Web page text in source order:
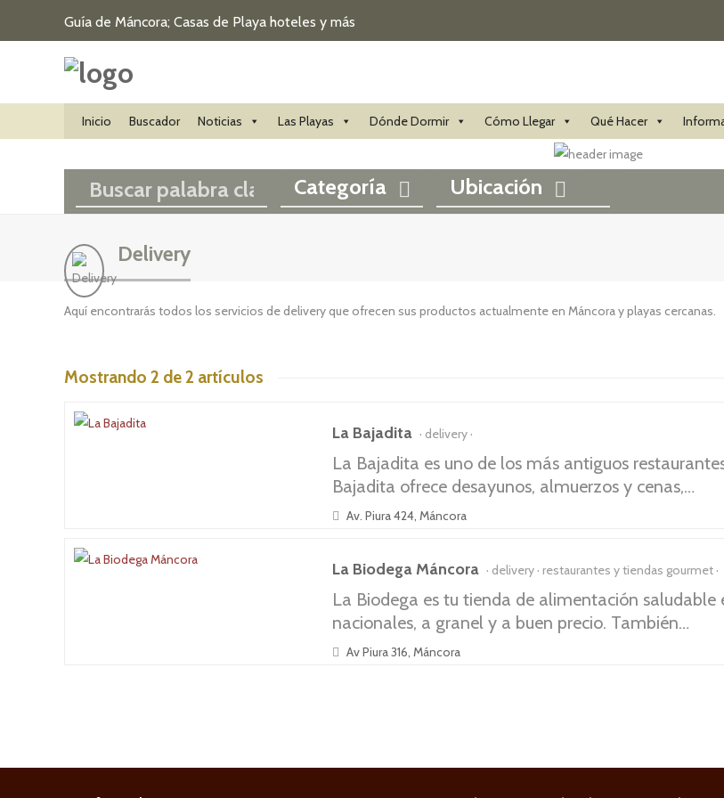
Guía de Máncora; Casas de Playa hoteles y más
Inicio Buscador Noticias Las Playas Dónde Dormir Cómo Llegar Qué Hacer
Categoría Ubicación
Delivery
Aquí encontrarás todos los servicios de delivery que ofrecen sus productos actualmente en Máncora y playas cercanas.
Mostrando 2 de 2 artículos
La Bajadita delivery
La Bajadita es uno de los más antiguos
Bajadita ofrece desayunos, almuerzos y cenas,…
Av. Piura 424, Máncora
La Biodega Máncora delivery restaurantes y tiendas gourmet
La Biodega es tu tienda de alimentación
nacionales, a granel y a buen precio. También…
Av Piura 316, Máncora